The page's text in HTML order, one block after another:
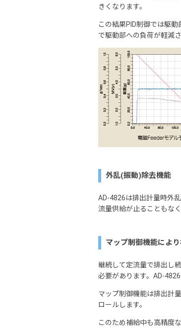
きくなります。
この結果PID制御では駆
で駆動部への負荷が軽減
外乱(振動)除去機能
AD-4826は排出計量時外
流量供給が止ることもな
マップ制御機能によ
継続して定流量で排出し
必要があります。AD-
マップ制御機能は排出計
ロールします。
このため補給中も高精度